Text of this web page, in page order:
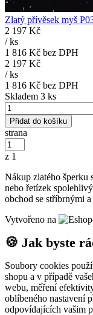
Zlatý přívěsek myš
2 197 Kč
/ks
1 816 Kč bez DPH
2 197 Kč
/ks
1 816 Kč bez DPH
Skladem 3 ks
Přidat do košíku
strana
z 1
Nákup zlatého šperku
nebo řetízek
obchod se stříbrnými
Vytvořeno na
🍪 Jak byste
Soubory cookies
shopu a v případě
webu, měření
oblíbeného nastavení
odpovídajících vašim